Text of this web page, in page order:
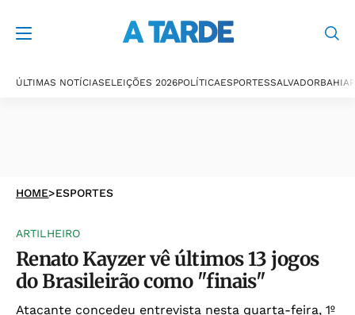
ÚLTIMAS NOTÍCIASELEIÇÕES 2026POLÍTICAESPORTESSALVADORBAHIA
HOME>ESPORTES
ARTILHEIRO
Renato Kayzer vê últimos 13 jogos
do Brasileirão como "finais"
Atacante concedeu entrevista nesta quarta-feira, 1º